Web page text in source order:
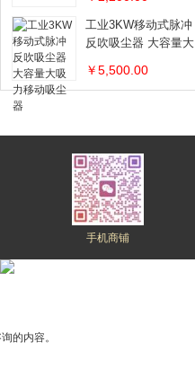
工业3KW移动式脉冲
反吹吸尘器 大容量大
￥5,500.00
手机商铺
的内容。